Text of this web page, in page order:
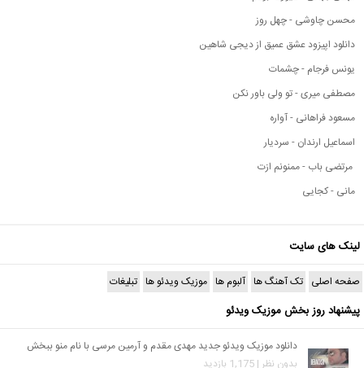
محسن چاوشی - چهل روز
دانلود اپیزود عشق عمیق از دیجی شاهین
یونس فرجام - چشمات
مصطفی میری - تو ولی باور نکن
مسعود فراهانی - آواره
اسماعیل ارندان - سردیار
مرتضی باب - ممنونم ازت
مانی - کجایی
لینک های سایت
صفحه اصلی تک آهنگ ها آلبوم ها موزیک ویدئو ها تبلیغات
پیشنهاد روز بخش موزیک ویدئو
دانلود موزیک ویدئو جدید مهدی مقدم و آرمین مرسی با نام منو ببخش
بدون نظر | 1,175 بازدید